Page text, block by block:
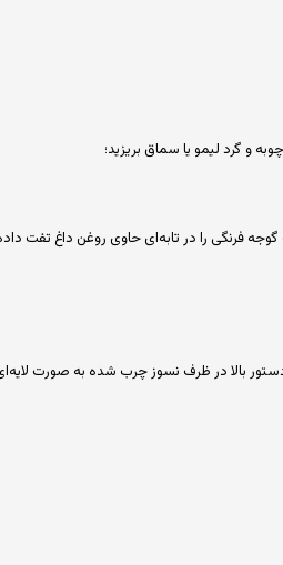
فرنگی را در تابه‌ای حاوی روغن داغ تفت